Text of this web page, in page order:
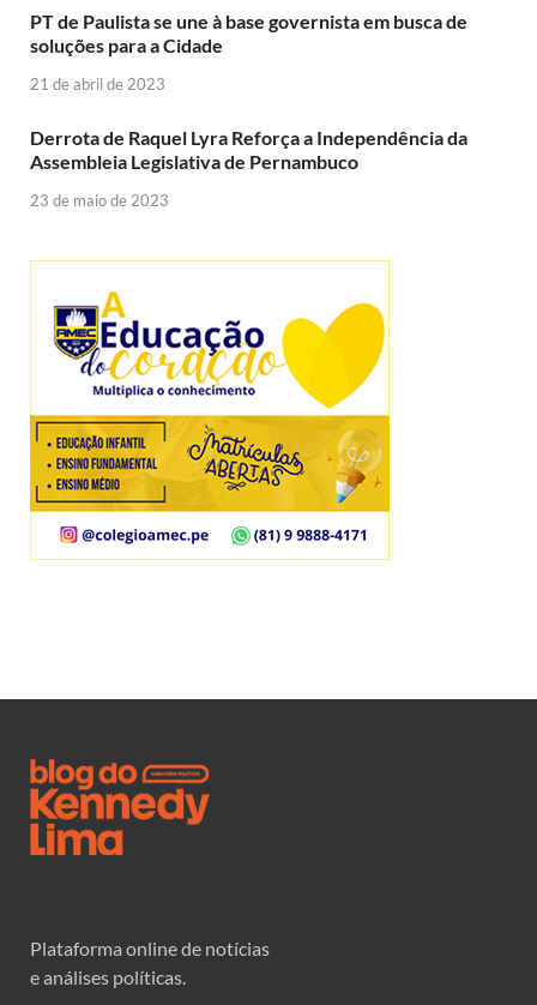
PT de Paulista se une à base governista em busca de
soluções para a Cidade
21 de abril de 2023
Derrota de Raquel Lyra Reforça a Independência da
Assembleia Legislativa de Pernambuco
23 de maio de 2023
Plataforma online de notícias
e análises políticas.